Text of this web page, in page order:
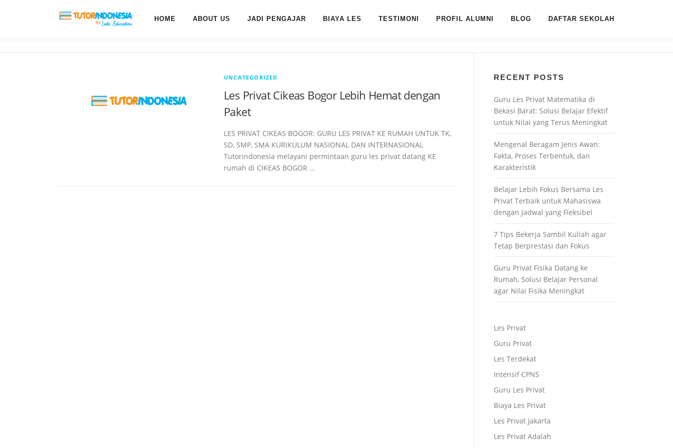
HOME ABOUT US JADI PENGAJAR BIAYA LES TESTIMONI PROFIL ALUMNI BLOG DAFTAR SEKOLAH
UNCATEGORIZED
Les Privat Cikeas Bogor Lebih Hemat dengan
Paket
LES PRIVAT CIKEAS BOGOR: GURU LES PRIVAT KE RUMAH UNTUK TK,
SD, SMP, SMA KURIKULUM NASIONAL DAN INTERNASIONAL
Tutorindonesia melayani permintaan guru les privat datang KE
rumah di CIKEAS BOGOR …
RECENT POSTS
Guru Les Privat Matematika di
Bekasi Barat: Solusi Belajar Efektif
untuk Nilai yang Terus Meningkat
Mengenal Beragam Jenis Awan:
Fakta, Proses Terbentuk, dan
Karakteristik
Belajar Lebih Fokus Bersama Les
Privat Terbaik untuk Mahasiswa
dengan Jadwal yang Fleksibel
7 Tips Bekerja Sambil Kuliah agar
Tetap Berprestasi dan Fokus
Guru Privat Fisika Datang ke
Rumah, Solusi Belajar Personal
agar Nilai Fisika Meningkat
Les Privat
Guru Privat
Les Terdekat
Intensif CPNS
Guru Les Privat
Biaya Les Privat
Les Privat Jakarta
Les Privat Adalah